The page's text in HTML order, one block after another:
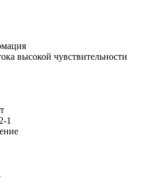
высокой чувствительности
1